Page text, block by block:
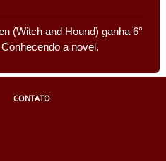
(Witch and Hound) ganha 6°
a novel.
CONTATO